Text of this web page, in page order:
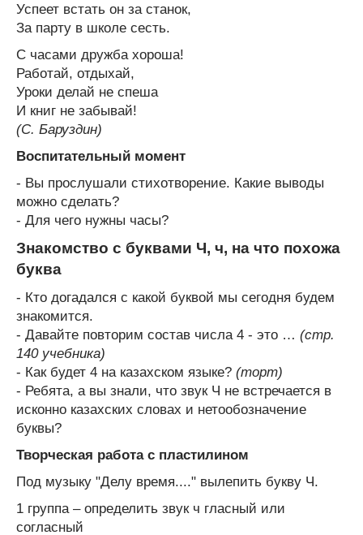
Успеет встать он за станок,
За парту в школе сесть.
С часами дружба хороша!
Работай, отдыхай,
Уроки делай не спеша
И книг не забывай!
(С. Баруздин)
Воспитательный момент
- Вы прослушали стихотворение. Какие выводы
можно сделать?
- Для чего нужны часы?
Знакомство с буквами Ч, ч, на что похожа
буква
- Кто догадался с какой буквой мы сегодня будем
знакомится.
- Давайте повторим состав числа 4 - это … (стр.
140 учебника)
- Как будет 4 на казахском языке? (торт)
- Ребята, а вы знали, что звук Ч не встречается в
исконно казахских словах и нетообозначение
буквы?
Творческая работа с пластилином
Под музыку "Делу время...." вылепить букву Ч.
1 группа – определить звук ч гласный или
согласный